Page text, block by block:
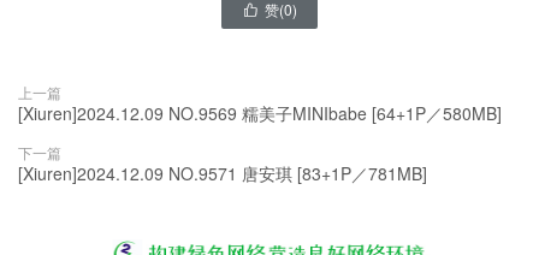
 赞(0)
上一篇
[Xiuren]2024.12.09 NO.9569 糯美子MINIbabe [64+1P／580MB]
下一篇
[Xiuren]2024.12.09 NO.9571 唐安琪 [83+1P／781MB]